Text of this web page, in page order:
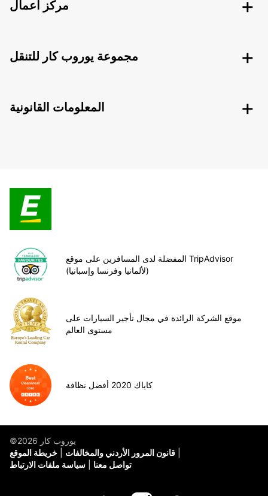
مركز أعمال
مجموعة يوروب كار للتنقل
المعلومات القانونية
المفضلة لدى المسافرين على موقع TripAdvisor
(لألمانيا وفرنسا وإسبانيا)
موقع الشركة الرائدة في مجال تأجير السيارات على
مستوى العالم
كاياك 2020 أفضل نظافة
©يوروب كار 2026
خريطة الموقع
قانون المرور الأردني والمخالفات
سياسة ملفات الارتباط
تواصل معنا